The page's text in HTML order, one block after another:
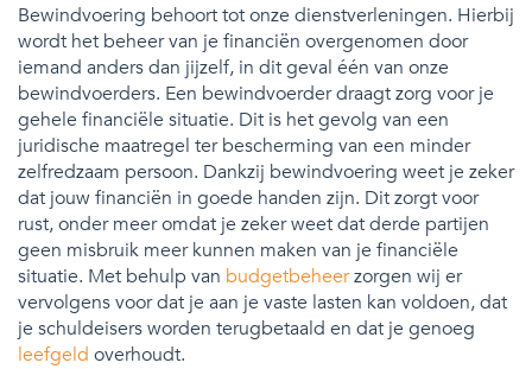
Bewindvoering behoort tot onze dienstverleningen. Hierbij
wordt het beheer van je financiën overgenomen door
iemand anders dan jijzelf, in dit geval één van onze
bewindvoerders. Een bewindvoerder draagt zorg voor je
gehele financiële situatie. Dit is het gevolg van een
juridische maatregel ter bescherming van een minder
zelfredzaam persoon. Dankzij bewindvoering weet je zeker
dat jouw financiën in goede handen zijn. Dit zorgt voor
rust, onder meer omdat je zeker weet dat derde partijen
geen misbruik meer kunnen maken van je financiële
situatie. Met behulp van budgetbeheerzorgen wij er
vervolgens voor dat je aan je vaste lasten kan voldoen, dat
je schuldeisers worden terugbetaald en dat je genoeg
leefgeld overhoudt.